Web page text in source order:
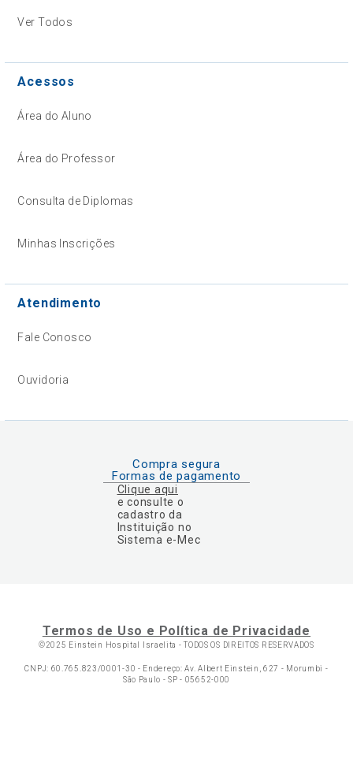
Ver Todos
Acessos
Área do Aluno
Área do Professor
Consulta de Diplomas
Minhas Inscrições
Atendimento
Fale Conosco
Ouvidoria
Compra segura
Formas de pagamento
Clique aqui
e consulte o
cadastro da
Instituição no
Sistema e-Mec
Termos de Uso e Política de Privacidade
©2025 Einstein Hospital Israelita -TODOS OS DIREITOS RESERVADOS
CNPJ: 60.765.823/0001-30 - Endereço: Av. Albert Einstein, 627 - Morumbi -
São Paulo - SP - 05652-000